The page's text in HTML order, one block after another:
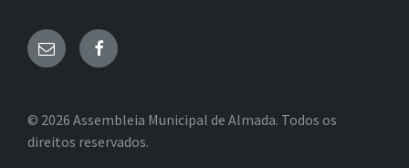
Email Facebook
© 2026 Assembleia Municipal de Almada. Todos os
direitos reservados.